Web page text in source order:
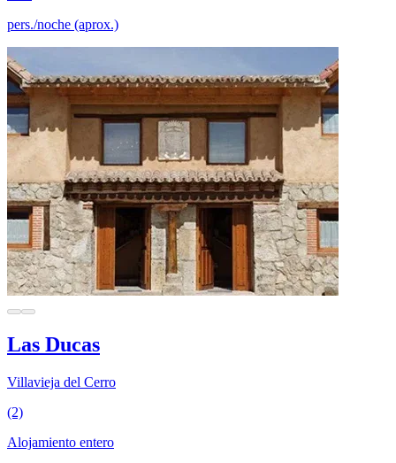
pers./noche (aprox.)
Las Ducas
Villavieja del Cerro
(2)
Alojamiento entero